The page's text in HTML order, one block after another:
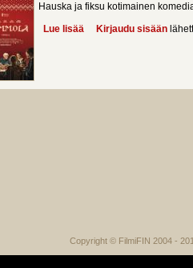
Hauska ja fiksu kotimainen
Lue lisää about Mummola
Kirjaudu sisään
Copyright © FilmiFIN 2004 -